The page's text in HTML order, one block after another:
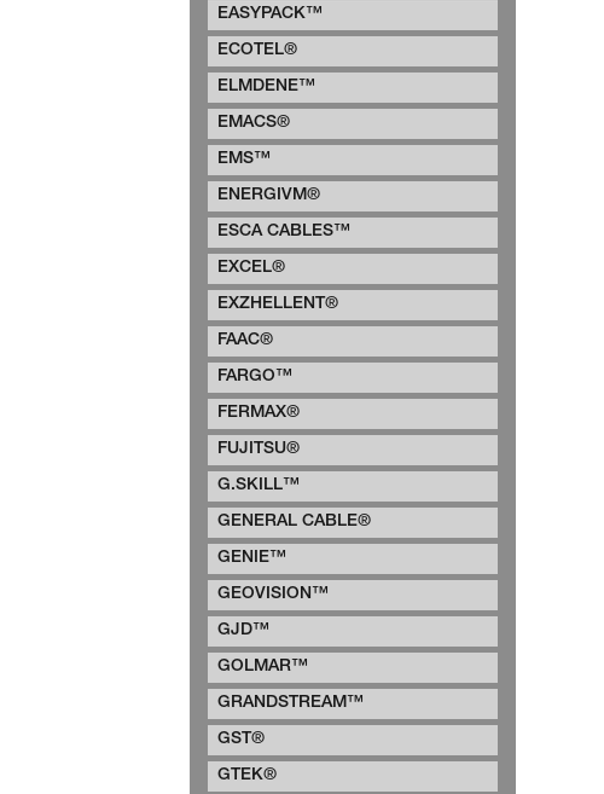
EASYPACK™
ECOTEL®
ELMDENE™
EMACS®
EMS™
ENERGIVM®
ESCA CABLES™
EXCEL®
EXZHELLENT®
FAAC®
FARGO™
FERMAX®
FUJITSU®
G.SKILL™
GENERAL CABLE®
GENIE™
GEOVISION™
GJD™
GOLMAR™
GRANDSTREAM™
GST®
GTEK®